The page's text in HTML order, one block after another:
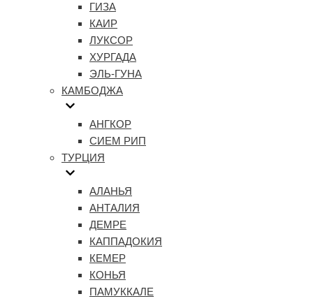
ГИЗА
КАИР
ЛУКСОР
ХУРГАДА
ЭЛЬ-ГУНА
КАМБОДЖА
АНГКОР
СИЕМ РИП
ТУРЦИЯ
АЛАНЬЯ
АНТАЛИЯ
ДЕМРЕ
КАППАДОКИЯ
КЕМЕР
КОНЬЯ
ПАМУККАЛЕ